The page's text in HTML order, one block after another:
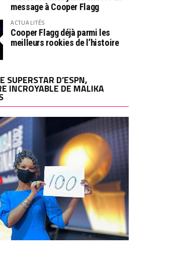
message à Cooper Flagg
ACTUALITÉS
Cooper Flagg déjà parmi les
meilleurs rookies de l’histoire
SUPERSTAR D’ESPN,
INCROYABLE DE MALIKA